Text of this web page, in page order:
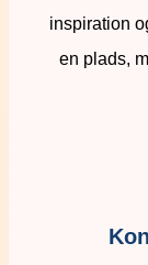
inspiration
en plads,